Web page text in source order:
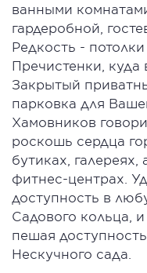
ванными
гардеробной,
Редкость -
Пречистенки, куда
Закрытый
парковка для
Хамовников
роскошь сердца
бутиках, галереях,
фитнес-центрах.
доступность в
Садового кольца,
пешая
Нескучного сада.